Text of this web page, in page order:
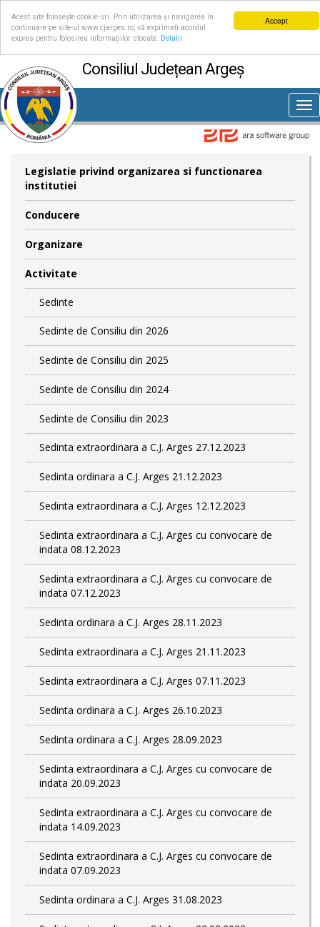
Accept
Acest site folosește cookie-uri. Prin utilizarea și navigarea în
continuare pe site-ul www.cjarges.ro, vă exprimați acordul
expres pentru folosirea informațiilor stocate.
Detalii
Consiliul Județean Argeș
Legislatie privind organizarea si functionarea
institutiei
Conducere
Organizare
Activitate
Sedinte
Sedinte de Consiliu din 2026
Sedinte de Consiliu din 2025
Sedinte de Consiliu din 2024
Sedinte de Consiliu din 2023
Sedinta extraordinara a C.J. Arges 27.12.2023
Sedinta ordinara a C.J. Arges 21.12.2023
Sedinta extraordinara a C.J. Arges 12.12.2023
Sedinta extraordinara a C.J. Arges cu convocare de
indata 08.12.2023
Sedinta extraordinara a C.J. Arges cu convocare de
indata 07.12.2023
Sedinta ordinara a C.J. Arges 28.11.2023
Sedinta extraordinara a C.J. Arges 21.11.2023
Sedinta extraordinara a C.J. Arges 07.11.2023
Sedinta ordinara a C.J. Arges 26.10.2023
Sedinta ordinara a C.J. Arges 28.09.2023
Sedinta extraordinara a C.J. Arges cu convocare de
indata 20.09.2023
Sedinta extraordinara a C.J. Arges cu convocare de
indata 14.09.2023
Sedinta extraordinara a C.J. Arges cu convocare de
indata 07.09.2023
Sedinta ordinara a C.J. Arges 31.08.2023